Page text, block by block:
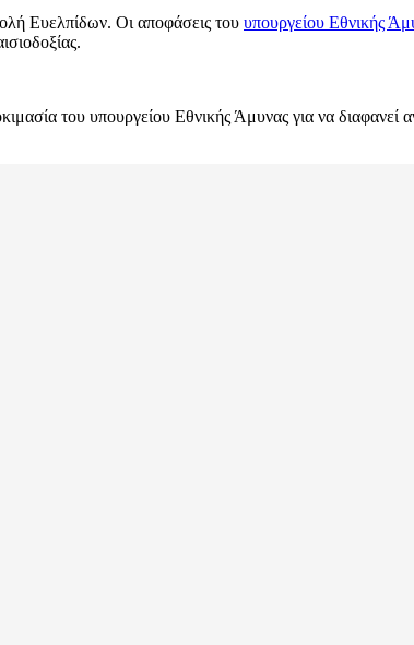
Ευελπίδων. Οι αποφάσεις του υπουργείου Εθνικής
του υπουργείου Εθνικής Άμυνας για να